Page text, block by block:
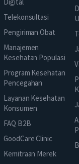
Telekonsultasi
Pengiriman Obat
Manajemen
Kesehatan Populasi
Program Kesehatan
Pencegahan
Layanan Kesehatan
Konsumen
FAQ B2B
GoodCare Clinic
Kemitraan Merek